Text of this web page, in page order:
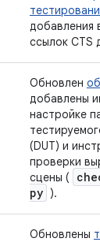
добавления
ссылок CTS
Обновлен
добавлены
настройке
(DUT) и
проверки
сцены (
py ).
Обновлены